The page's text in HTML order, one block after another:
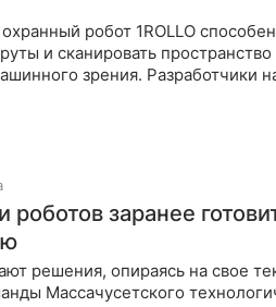
робот 1ROLLO способен
и сканировать пространство
зрения. Разработчики
заранее
решения, опираясь на свое
Массачусетского